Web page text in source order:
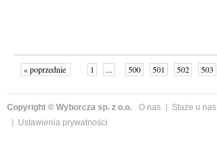
« poprzednie 1 ... 500 501 502 503
Copyright © Wyborcza sp. z o.o. O nas Staże u nas
Ustawienia prywatności